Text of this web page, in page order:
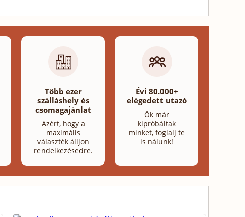
Több ezer
szálláshely és
csomagajánlat
Azért, hogy a
maximális
választék álljon
rendelkezésedre.
Évi 80.000+
elégedett utazó
Ők már
kipróbáltak
minket, foglalj te
is nálunk!